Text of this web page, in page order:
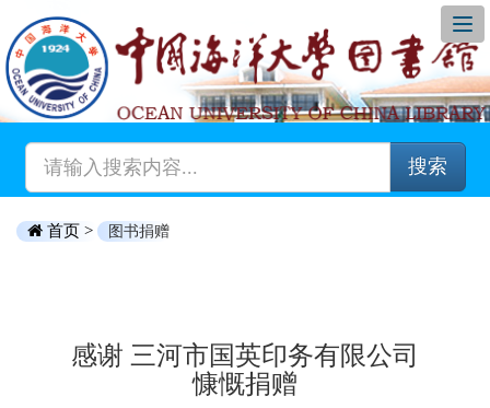
搜索
首页 > 图书捐赠
感谢 三河市国英印务有限公司
慷慨捐赠